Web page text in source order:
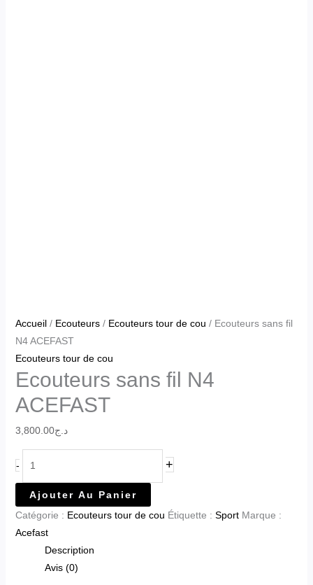
Accueil/ Ecouteurs/ Ecouteurs tour de cou / Ecouteurs sans fil
N4 ACEFAST
Ecouteurs tour de cou
Ecouteurs sans fil N4
ACEFAST
د.ج3,800.00
- +
Ajouter Au Panier
Catégorie : Ecouteurs tour de cou Étiquette : Sport Marque :
Acefast
Description
Avis (0)